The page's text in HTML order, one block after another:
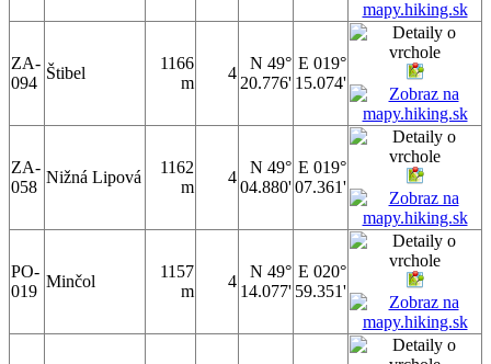
ZA-
094
Štibel
1166
m
4
N 49°
20.776'
E 019°
15.074'
ZA-
058
Nižná Lipová
1162
m
4
N 49°
04.880'
E 019°
07.361'
PO-
019
Minčol
1157
m
4
N 49°
14.077'
E 020°
59.351'